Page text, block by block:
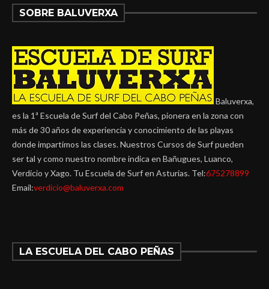
SOBRE BALUVERXA
Baluverxa,
es la 1ª Escuela de Surf del Cabo Peñas, pionera en la zona con
más de 30 años de experiencia y conocimiento de las playas
donde impartimos las clases. Nuestros Cursos de Surf pueden
ser tal y como nuestro nombre indica en Bañugues, Luanco,
Verdicio y Xago. Tu Escuela de Surf en Asturias. Tel:675278899
Email:verdicio@baluverxa.com
LA ESCUELA DEL CABO PEÑAS